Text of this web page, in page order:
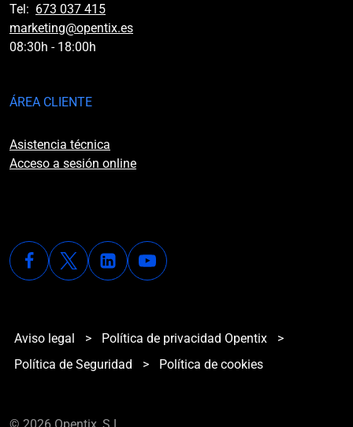
Tel: 673 037 415
marketing@opentix.es
08:30h - 18:00h
ÁREA CLIENTE
Asistencia técnica
Acceso a sesión online
Aviso legal > Política de privacidad Opentix
>
Política de Seguridad
> Política de cookies